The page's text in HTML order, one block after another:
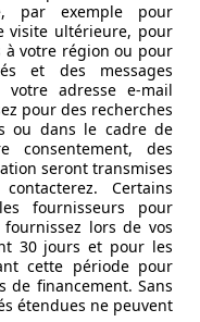
performances
par exemple pour
visite ultérieure, pour
à votre région ou pour
et des messages
votre adresse e-mail
pour des recherches
ou dans le cadre de
consentement, des
seront transmises
Certains
fournisseurs pour
lors de vos
30 jours et pour les
cette période pour
de financement. Sans
étendues ne peuvent